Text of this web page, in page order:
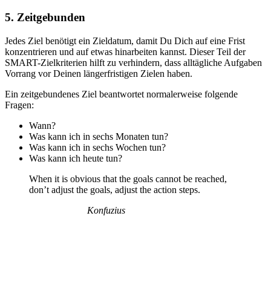
5. Zeitgebunden
Jedes Ziel benötigt ein Zieldatum, damit Du Dich auf eine Frist
konzentrieren und auf etwas hinarbeiten kannst. Dieser Teil der
SMART-Zielkriterien hilft zu verhindern, dass alltägliche Aufgaben
Vorrang vor Deinen längerfristigen Zielen haben.
Ein zeitgebundenes Ziel beantwortet normalerweise folgende
Fragen:
Wann?
Was kann ich in sechs Monaten tun?
Was kann ich in sechs Wochen tun?
Was kann ich heute tun?
When it is obvious that the goals cannot be reached,
don’t adjust the goals, adjust the action steps.
Konfuzius